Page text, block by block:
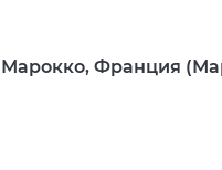
Марокко, Франция